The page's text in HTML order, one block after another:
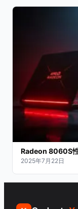
Radeon 8060S
2025年7月22日